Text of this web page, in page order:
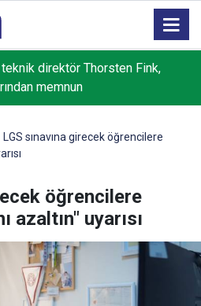
YİK Üyesi İsmail Kahraman,
Erdoğan Camisi inşaatını
LGS sınavına girecek öğrencilere
öğrencilere
azaltın" uyarısı